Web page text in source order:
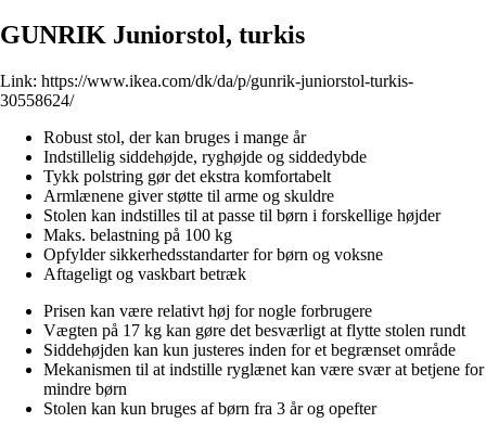
GUNRIK Juniorstol, turkis
Link: https://www.ikea.com/dk/da/p/gunrik-juniorstol-turkis-
30558624/
Robust stol, der kan bruges i mange år
Indstillelig siddehøjde, ryghøjde og siddedybde
Tykk polstring gør det ekstra komfortabelt
Armlænene giver støtte til arme og skuldre
Stolen kan indstilles til at passe til børn i forskellige højder
Maks. belastning på 100 kg
Opfylder sikkerhedsstandarter for børn og voksne
Aftageligt og vaskbart betræk
Prisen kan være relativt høj for nogle forbrugere
Vægten på 17 kg kan gøre det besværligt at flytte stolen rundt
Siddehøjden kan kun justeres inden for et begrænset område
Mekanismen til at indstille ryglænet kan være svær at betjene for
mindre børn
Stolen kan kun bruges af børn fra 3 år og opefter